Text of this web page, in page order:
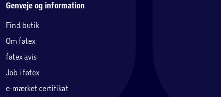
Genveje og information
Find butik
Om føtex
føtex avis
Job i føtex
e-mærket certifikat